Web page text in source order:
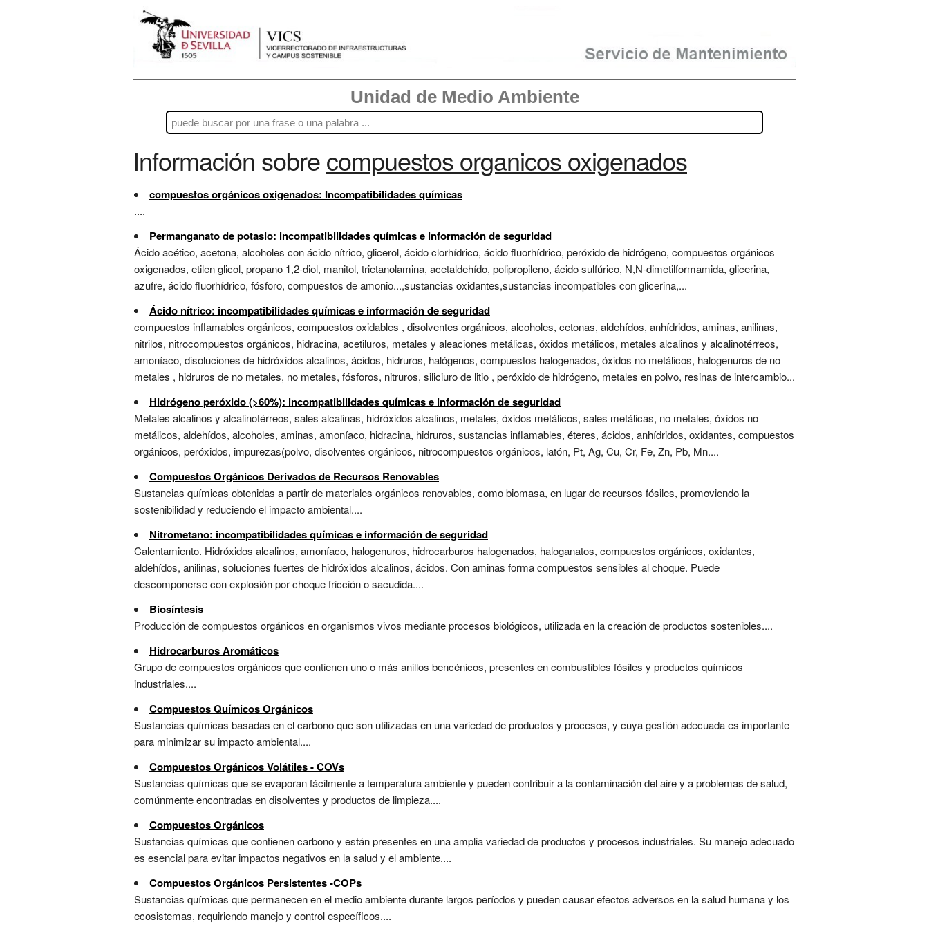
Unidad de Medio Ambiente
Información sobrecompuestos organicos oxigenados
compuestos orgánicos oxigenados: Incompatibilidades químicas
....
Permanganato de potasio: incompatibilidades químicas e información de seguridad
Ácido acético, acetona, alcoholes con ácido nítrico, glicerol, ácido clorhídrico, ácido fluorhídrico, peróxido de hidrógeno, compuestos orgánicos
oxigenados, etilen glicol, propano 1,2-diol, manitol, trietanolamina, acetaldehído, polipropileno, ácido sulfúrico, N,N-dimetilformamida, glicerina,
azufre, ácido fluorhídrico, fósforo, compuestos de amonio...,sustancias oxidantes,sustancias incompatibles con glicerina,...
Ácido nítrico: incompatibilidades químicas e información de seguridad
compuestos inflamables orgánicos, compuestos oxidables , disolventes orgánicos, alcoholes, cetonas, aldehídos, anhídridos, aminas, anilinas,
nitrilos, nitrocompuestos orgánicos, hidracina, acetiluros, metales y aleaciones metálicas, óxidos metálicos, metales alcalinos y alcalinotérreos,
amoníaco, disoluciones de hidróxidos alcalinos, ácidos, hidruros, halógenos, compuestos halogenados, óxidos no metálicos, halogenuros de no
metales , hidruros de no metales, no metales, fósforos, nitruros, siliciuro de litio , peróxido de hidrógeno, metales en polvo, resinas de intercambio...
Hidrógeno peróxido (>60%): incompatibilidades químicas e información de seguridad
Metales alcalinos y alcalinotérreos, sales alcalinas, hidróxidos alcalinos, metales, óxidos metálicos, sales metálicas, no metales, óxidos no
metálicos, aldehídos, alcoholes, aminas, amoníaco, hidracina, hidruros, sustancias inflamables, éteres, ácidos, anhídridos, oxidantes, compuestos
orgánicos, peróxidos, impurezas(polvo, disolventes orgánicos, nitrocompuestos orgánicos, latón, Pt, Ag, Cu, Cr, Fe, Zn, Pb, Mn....
Compuestos Orgánicos Derivados de Recursos Renovables
Sustancias químicas obtenidas a partir de materiales orgánicos renovables, como biomasa, en lugar de recursos fósiles, promoviendo la
sostenibilidad y reduciendo el impacto ambiental....
Nitrometano: incompatibilidades químicas e información de seguridad
Calentamiento. Hidróxidos alcalinos, amoníaco, halogenuros, hidrocarburos halogenados, haloganatos, compuestos orgánicos, oxidantes,
aldehídos, anilinas, soluciones fuertes de hidróxidos alcalinos, ácidos. Con aminas forma compuestos sensibles al choque. Puede
descomponerse con explosión por choque fricción o sacudida....
Biosíntesis
Producción de compuestos orgánicos en organismos vivos mediante procesos biológicos, utilizada en la creación de productos sostenibles....
Hidrocarburos Aromáticos
Grupo de compuestos orgánicos que contienen uno o más anillos bencénicos, presentes en combustibles fósiles y productos químicos
industriales....
Compuestos Químicos Orgánicos
Sustancias químicas basadas en el carbono que son utilizadas en una variedad de productos y procesos, y cuya gestión adecuada es importante
para minimizar su impacto ambiental....
Compuestos Orgánicos Volátiles - COVs
Sustancias químicas que se evaporan fácilmente a temperatura ambiente y pueden contribuir a la contaminación del aire y a problemas de salud,
comúnmente encontradas en disolventes y productos de limpieza....
Compuestos Orgánicos
Sustancias químicas que contienen carbono y están presentes en una amplia variedad de productos y procesos industriales. Su manejo adecuado
es esencial para evitar impactos negativos en la salud y el ambiente....
Compuestos Orgánicos Persistentes -COPs
Sustancias químicas que permanecen en el medio ambiente durante largos períodos y pueden causar efectos adversos en la salud humana y los
ecosistemas, requiriendo manejo y control específicos....